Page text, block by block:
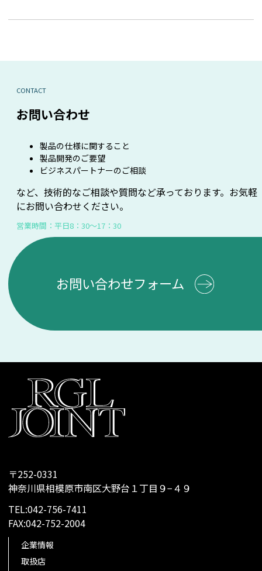
CONTACT
お問い合わせ
製品の仕様に関すること
製品開発のご要望
ビジネスパートナーのご相談
など、技術的なご相談や質問など承っております。お気軽
にお問い合わせください。
営業時間：平日8：30～17：30
お問い合わせフォーム
〒252-0331
神奈川県相模原市南区大野台１丁目９−４９
TEL:042-756-7411
FAX:042-752-2004
企業情報
取扱店